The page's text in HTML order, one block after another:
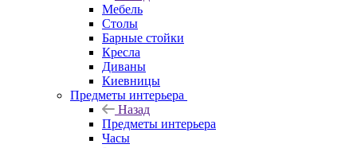
Мебель
Столы
Барные стойки
Кресла
Диваны
Киевницы
Предметы интерьера
Назад
Предметы интерьера
Часы